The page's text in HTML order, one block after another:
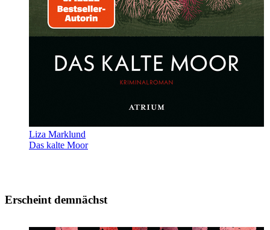
Liza Marklund
Das kalte Moor
Erscheint demnächst